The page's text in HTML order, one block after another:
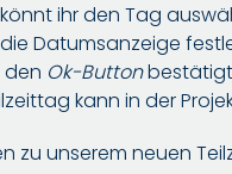
ihr den Tag
Datumsanzeige
den Ok-Buttonbestätigt
kann in der
zu unserem neuen